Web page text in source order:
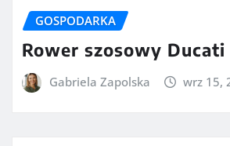
GOSPODARKA
Rower szosowy Ducati
Gabriela Zapolska wrz 15,